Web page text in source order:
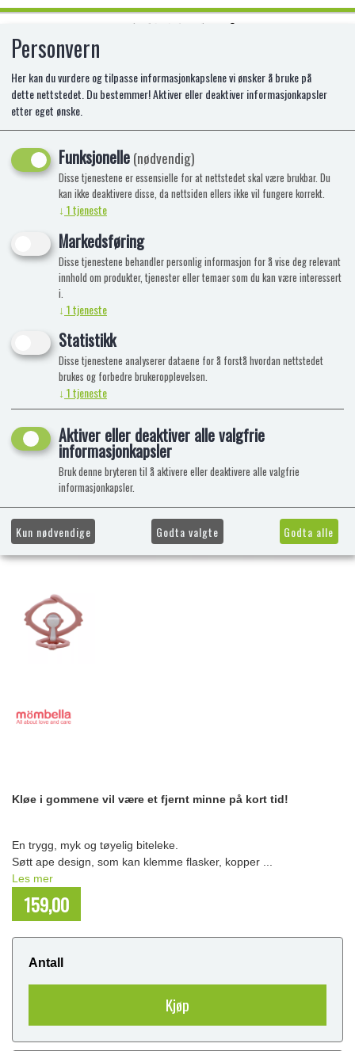
MOMBELLA HUGGING MONKEY
BITELEKE - GAMMEL ROSA
Søt biteleke som også griper rundt flasker
og andre leker. Fra 5+ mnd
Kløe i gommene vil være et fjernt minne på kort tid!
En trygg, myk og tøyelig biteleke.
Søtt ape design, som kan klemme flasker, kopper ...
Les mer
159,00
Antall
Kjøp
Personvern
Her kan du vurdere og tilpasse informasjonkapslene vi ønsker å bruke på
dette nettstedet. Du bestemmer! Aktiver eller deaktiver informasjonkapsler
etter eget ønske.
Funksjonelle(nødvendig)
Disse tjenestene er essensielle for at nettstedet skal være brukbar. Du
kan ikke deaktivere disse, da nettsiden ellers ikke vil fungere korrekt.
↓ 1tjeneste
Markedsføring
Disse tjenestene behandler personlig informasjon for å vise deg relevant
innhold om produkter, tjenester eller temaer som du kan være interessert
i.
↓ 1tjeneste
Statistikk
Disse tjenestene analyserer dataene for å forstå hvordan nettstedet
brukes og forbedre brukeropplevelsen.
↓ 1tjeneste
Aktiver eller deaktiver alle valgfrie
informasjonkapsler
Bruk denne bryteren til å aktivere eller deaktivere alle valgfrie
informasjonkapsler.
Kun nødvendige Godta valgte Godta alle